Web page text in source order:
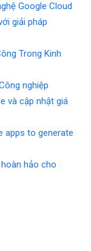
Google Cloud
giải pháp
Trong Kinh
nghiệp
và cập nhật giá
apps to generate
hảo cho